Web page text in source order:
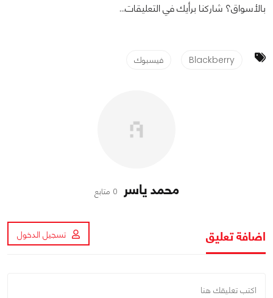
بالأسواق؟ شاركنا برأيك في التعليقات...
Blackberry فيسبوك
محمد ياسر 0 متابع
اضافة تعليق تسجيل الدخول